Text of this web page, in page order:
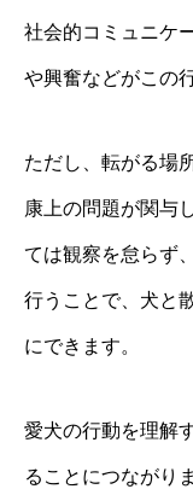
社会的コミュニケ
や興奮などがこの
ただし、転がる場
康上の問題が関与
ては観察を怠らず
行うことで、犬と
にできます。
愛犬の行動を理解
ることにつながり